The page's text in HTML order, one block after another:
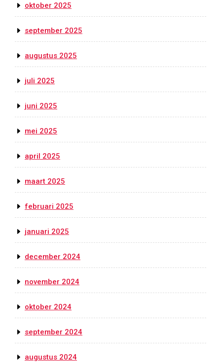
oktober 2025
september 2025
augustus 2025
juli 2025
juni 2025
mei 2025
april 2025
maart 2025
februari 2025
januari 2025
december 2024
november 2024
oktober 2024
september 2024
augustus 2024